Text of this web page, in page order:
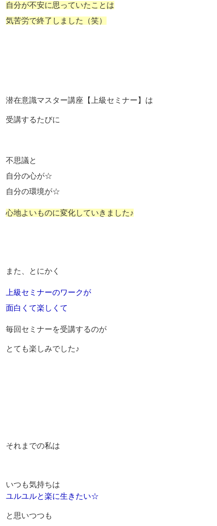
自分が不安に思っていたことは
気苦労で終了しました（笑）
潜在意識マスター講座【上級セミナー】は
受講するたびに
不思議と
自分の心が☆
自分の環境が☆
心地よいものに変化していきました♪
また、とにかく
上級セミナーのワークが
面白くて楽しくて
毎回セミナーを受講するのが
とても楽しみでした♪
それまでの私は
いつも気持ちは
ユルユルと楽に生きたい☆
と思いつつも